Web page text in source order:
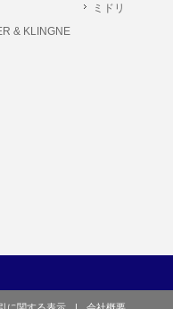
れのある行為。
ミドリ
& KLINGNE